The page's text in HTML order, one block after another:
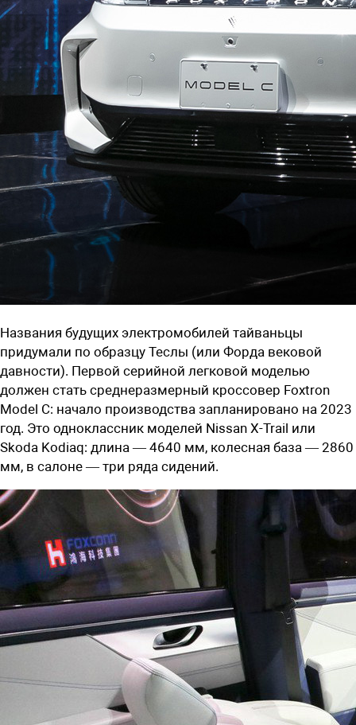
Названия будущих электромобилей тайваньцы
придумали по образцу Теслы (или Форда вековой
давности). Первой серийной легковой моделью
должен стать среднеразмерный кроссовер Foxtron
Model C: начало производства запланировано на 2023
год. Это одноклассник моделей Nissan X-Trail или
Skoda Kodiaq: длина — 4640 мм, колесная база — 2860
мм, в салоне — три ряда сидений.